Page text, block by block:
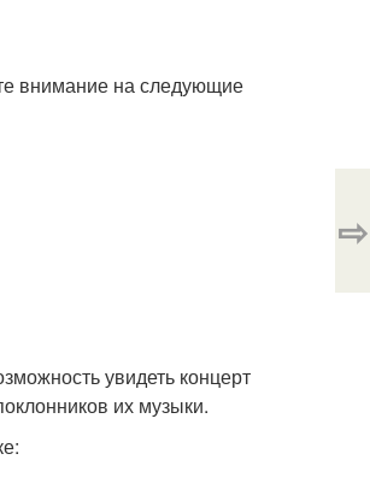
внимание на следующие
увидеть концерт
их музыки.
⇨